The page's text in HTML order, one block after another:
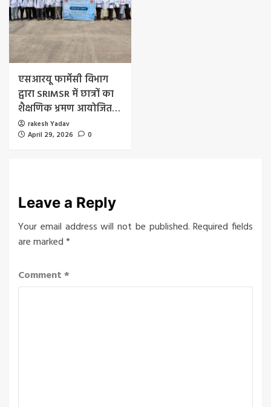
एसआरयू फार्मेसी विभाग
द्वारा SRIMSR में छात्रों का
शैक्षणिक भ्रमण आयोजित…
rakesh Yadav
April 29, 2026
0
Leave a Reply
Your email address will not be published. Required fields
are marked*
Comment*